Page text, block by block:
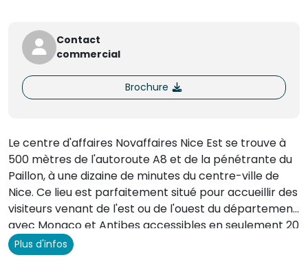
Contact
commercial
Brochure
Le centre d'affaires Novaffaires Nice Est se trouve à
500 mètres de l'autoroute A8 et de la pénétrante du
Paillon, à une dizaine de minutes du centre-ville de
Nice. Ce lieu est parfaitement situé pour accueillir des
visiteurs venant de l'est ou de l'ouest du département,
avec Monaco et Antibes accessibles en seulement 20
minutes grâce à un accès direct à l'autoroute.
Plus d'infos